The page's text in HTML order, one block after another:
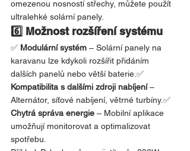
omezenou nosností střechy, můžete použít
ultralehké solární panely.
6️⃣ Možnost rozšíření systému
✅ Modulární systém – Solární panely na
karavanu lze kdykoli rozšířit přidáním
dalších panelů nebo větší baterie.✅
Kompatibilita s dalšími zdroji nabíjení –
Alternátor, síťové nabíjení, větrné turbíny.✅
Chytrá správa energie – Mobilní aplikace
umožňují monitorovat a optimalizovat
spotřebu.